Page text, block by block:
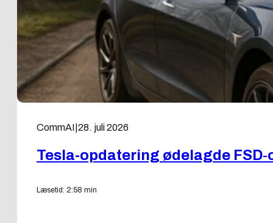
CommAI 28. juli 2026
Tesla-opdatering ødelagde
Læsetid: 2:58 min